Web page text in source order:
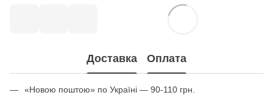
Доставка Оплата
«Новою поштою» по Україні — 90-110 грн.